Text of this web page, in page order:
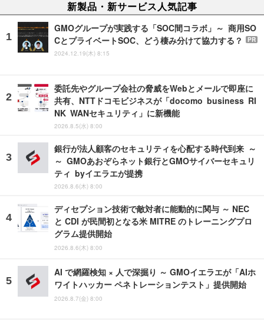
新製品・新サービス人気記事
GMOグループが実践する「SOC間コラボ」～ 商用SO
CとプライベートSOC、どう棲み分けて協力する？
PR
2024.12.19(木) 8:15
委託先やグループ会社の脅威をWebとメールで即座に
共有、NTTドコモビジネスが「docomo business RI
NK WANセキュリティ」に新機能
2026.8.5(水) 8:00
銀行が法人顧客のセキュリティを心配する時代到来 ～
～ GMOあおぞらネット銀行とGMOサイバーセキュリ
ティ byイエラエが提携
2026.8.6(木) 8:00
ディセプション技術で敵対者に能動的に関与 ～ NEC
と CDI が民間初となる米 MITRE のトレーニングプロ
グラム提供開始
2026.8.6(木) 8:00
AI で網羅検知 × 人で深掘り ～ GMOイエラエが「AIホ
ワイトハッカー ペネトレーションテスト」提供開始
2026.8.7(金) 8:00